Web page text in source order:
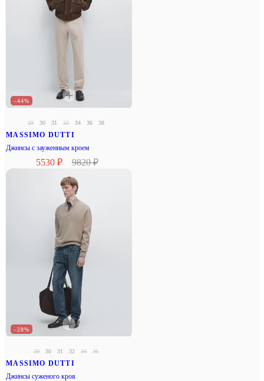
–44%
29 30 31 32 34 36 38
MASSIMO DUTTI
Джинсы с зауженным кроем
5530 ₽ 9820 ₽
–28%
29 30 31 32 34 36
MASSIMO DUTTI
Джинсы суженого кроя